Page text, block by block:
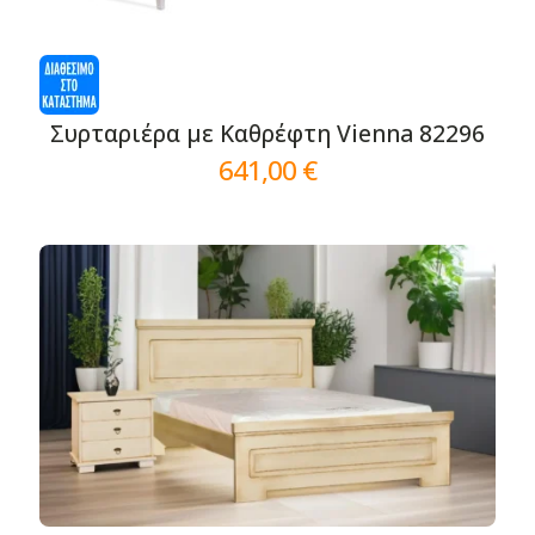
Συρταριέρα με Καθρέφτη Vienna 82296
641,00€
Αυτό
προϊόν
έχει
πολλαπλές
παραλλαγές.
Οι
επιλογές
μπορούν
να